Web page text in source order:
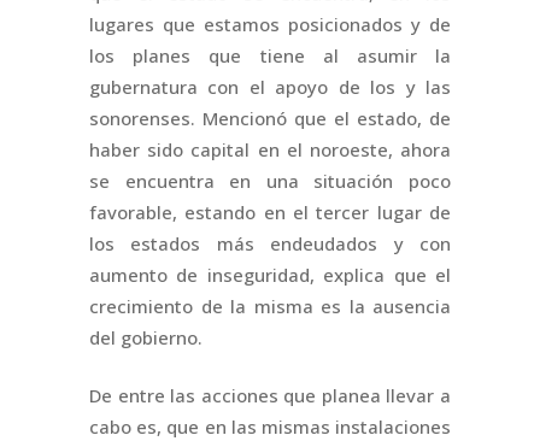
lugares que estamos posicionados y de
los planes que tiene al asumir la
gubernatura con el apoyo de los y las
sonorenses. Mencionó que el estado, de
haber sido capital en el noroeste, ahora
se encuentra en una situación poco
favorable, estando en el tercer lugar de
los estados más endeudados y con
aumento de inseguridad, explica que el
crecimiento de la misma es la ausencia
del gobierno.
De entre las acciones que planea llevar a
cabo es, que en las mismas instalaciones